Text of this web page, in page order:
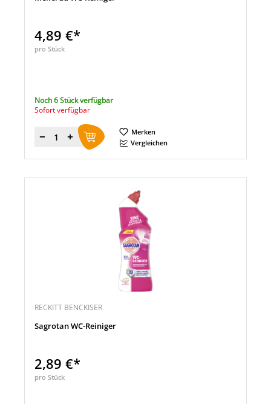
4,89 €*
pro Stück
Noch 6 Stück verfügbar
Sofort verfügbar
Menge
Merken
Vergleichen
RECKITT BENCKISER
Sagrotan WC-Reiniger
2,89 €*
pro Stück